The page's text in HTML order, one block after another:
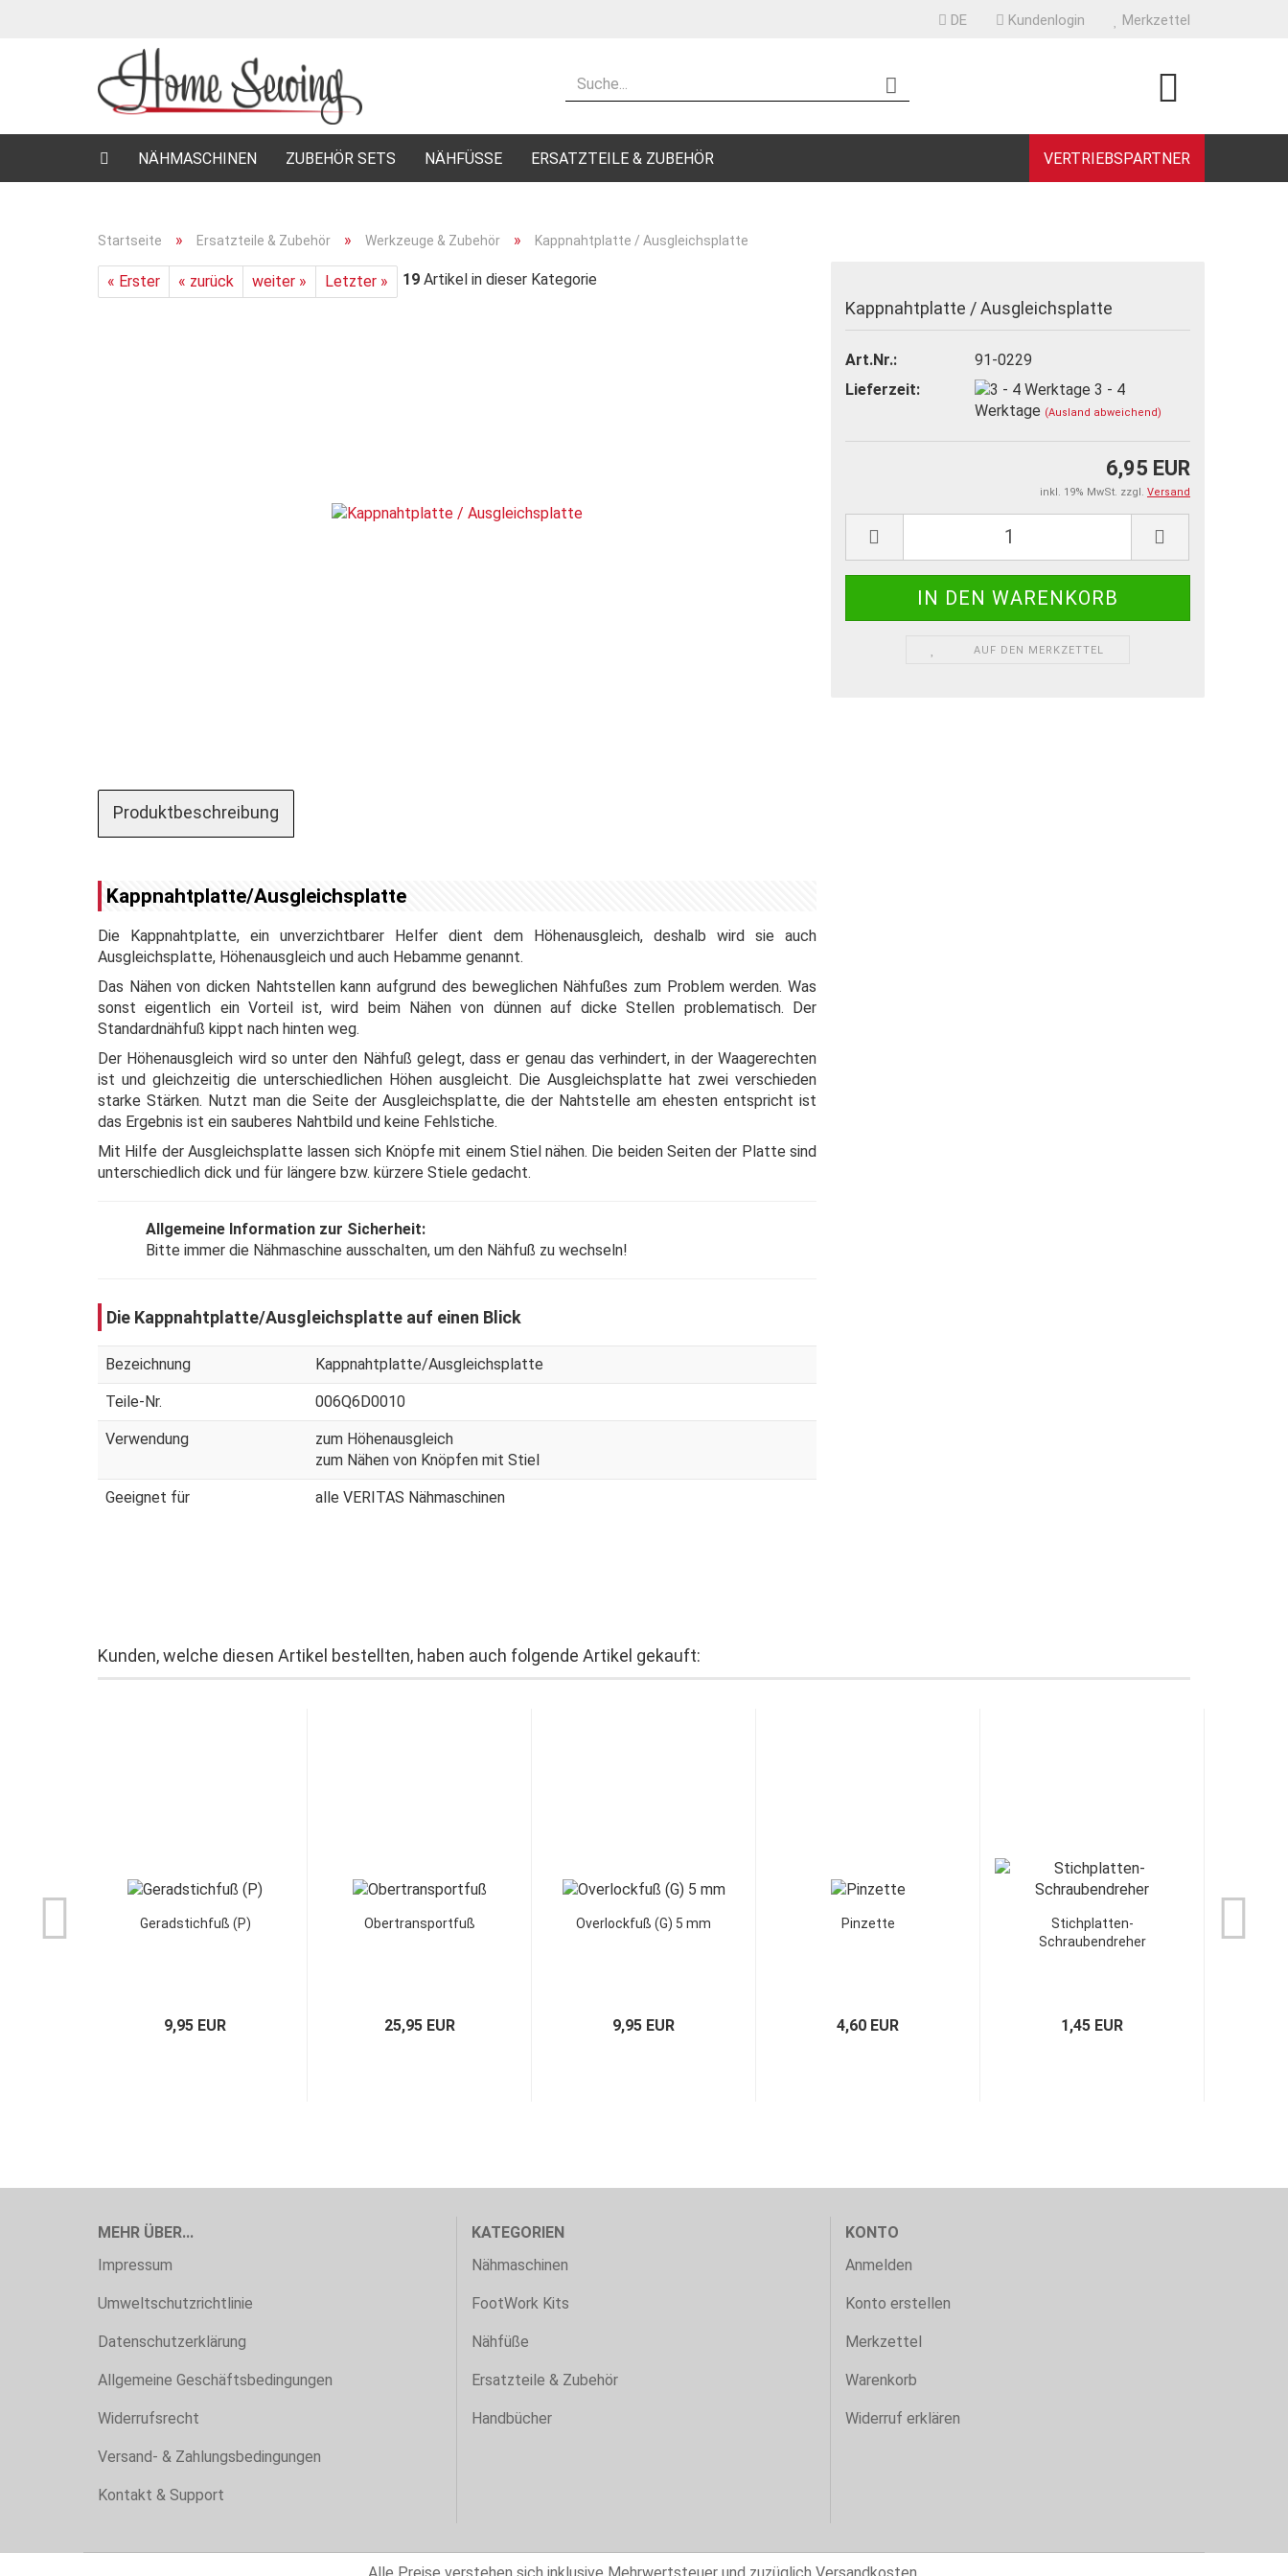
DE Kundenlogin
Passwort vergessen?
Merkzettel
NÄHMASCHINEN ZUBEHÖR SETS NÄHFÜSSE ERSATZTEILE & ZUBEHÖR VERTRIEBSPARTNER
Startseite » Ersatzteile & Zubehör » Werkzeuge & Zubehör » Kappnahtplatte / Ausgleichsplatte
« Erster « zurück weiter » Letzter » 19 Artikel in dieser Kategorie
Kappnahtplatte / Ausgleichsplatte
Art.Nr.:
91-0229
Lieferzeit:
3 - 4
Werktage (Ausland abweichend)
6,95 EUR
inkl. 19% MwSt. zzgl. Versand
AUF DEN MERKZETTEL
Produktbeschreibung
Kappnahtplatte/Ausgleichsplatte
Die Kappnahtplatte, ein unverzichtbarer Helfer dient dem Höhenausgleich, deshalb wird sie auch
Ausgleichsplatte, Höhenausgleich und auch Hebamme genannt.
Das Nähen von dicken Nahtstellen kann aufgrund des beweglichen Nähfußes zum Problem werden. Was
sonst eigentlich ein Vorteil ist, wird beim Nähen von dünnen auf dicke Stellen problematisch. Der
Standardnähfuß kippt nach hinten weg.
Der Höhenausgleich wird so unter den Nähfuß gelegt, dass er genau das verhindert, in der Waagerechten
ist und gleichzeitig die unterschiedlichen Höhen ausgleicht. Die Ausgleichsplatte hat zwei verschieden
starke Stärken. Nutzt man die Seite der Ausgleichsplatte, die der Nahtstelle am ehesten entspricht ist
das Ergebnis ist ein sauberes Nahtbild und keine Fehlstiche.
Mit Hilfe der Ausgleichsplatte lassen sich Knöpfe mit einem Stiel nähen. Die beiden Seiten der Platte sind
unterschiedlich dick und für längere bzw. kürzere Stiele gedacht.
Allgemeine Information zur Sicherheit:
Bitte immer die Nähmaschine ausschalten, um den Nähfuß zu wechseln!
Die Kappnahtplatte/Ausgleichsplatte auf einen Blick
Bezeichnung Kappnahtplatte/Ausgleichsplatte
Teile-Nr. 006Q6D0010
Verwendung
zum Höhenausgleich
zum Nähen von Knöpfen mit Stiel
Geeignet für alle VERITAS Nähmaschinen
Kunden, welche diesen Artikel bestellten, haben auch folgende Artikel gekauft:
Geradstichfuß (P)
9,95 EUR
Obertransportfuß
25,95 EUR
Overlockfuß (G) 5 mm
9,95 EUR
Pinzette
4,60 EUR
Stichplatten-
Schraubendreher
1,45 EUR
MEHR ÜBER...
Impressum
Umweltschutzrichtlinie
Datenschutzerklärung
Allgemeine Geschäftsbedingungen
Widerrufsrecht
Versand- & Zahlungsbedingungen
Kontakt & Support
KATEGORIEN
Nähmaschinen
FootWork Kits
Nähfüße
Ersatzteile & Zubehör
Handbücher
KONTO
Anmelden
Konto erstellen
Merkzettel
Warenkorb
Widerruf erklären